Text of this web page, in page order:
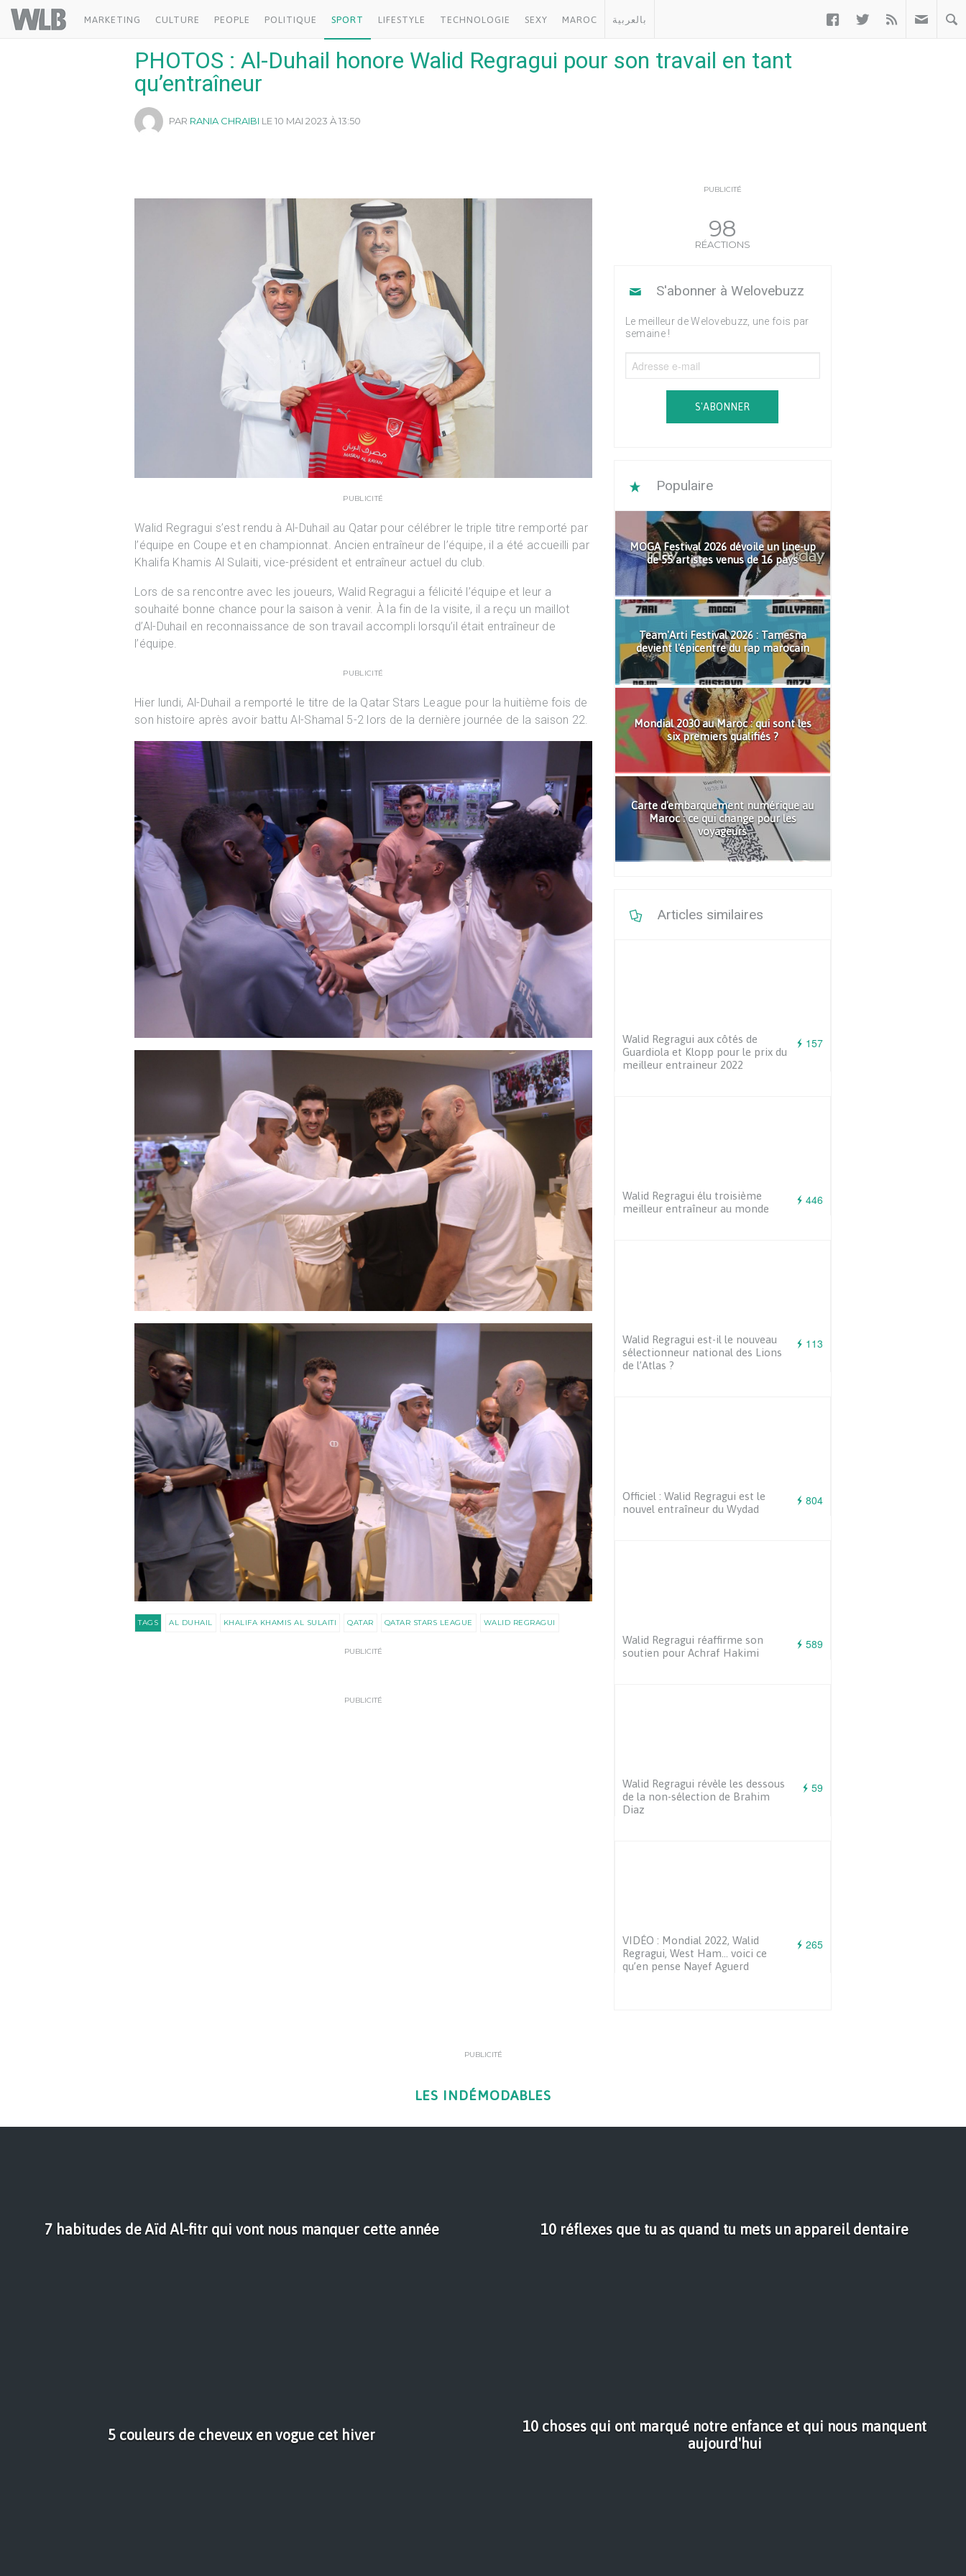
Welovebuzz
MARKETING CULTURE PEOPLE POLITIQUE SPORT LIFESTYLE TECHNOLOGIE SEXY MAROC بالعربية   
PHOTOS : Al-Duhail honore Walid Regragui pour son travail en tant
qu’entraîneur
PAR RANIA CHRAIBI LE 10 MAI 2023 À 13:50
PUBLICITÉ
Walid Regragui s’est rendu à Al-Duhail au Qatar pour célébrer le triple titre remporté par
l’équipe en Coupe et en championnat. Ancien entraîneur de l’équipe, il a été accueilli par
Khalifa Khamis Al Sulaiti, vice-président et entraîneur actuel du club.
Lors de sa rencontre avec les joueurs, Walid Regragui a félicité l’équipe et leur a
souhaité bonne chance pour la saison à venir. À la fin de la visite, il a reçu un maillot
d’Al-Duhail en reconnaissance de son travail accompli lorsqu’il était entraîneur de
l’équipe.
PUBLICITÉ
Hier lundi, Al-Duhail a remporté le titre de la Qatar Stars League pour la huitième fois de
son histoire après avoir battu Al-Shamal 5-2 lors de la dernière journée de la saison 22.
TAGS AL DUHAIL KHALIFA KHAMIS AL SULAITI QATAR QATAR STARS LEAGUE WALID REGRAGUI
PUBLICITÉ
PUBLICITÉ
PUBLICITÉ
98
RÉACTIONS
S'abonner à Welovebuzz
Le meilleur de Welovebuzz, une fois par
semaine !
S'ABONNER
Populaire
MOGA Festival 2026 dévoile un line-up
de 55 artistes venus de 16 pays
Team'Arti Festival 2026 : Tamesna
devient l'épicentre du rap marocain
Mondial 2030 au Maroc : qui sont les
six premiers qualifiés ?
Carte d'embarquement numérique au
Maroc : ce qui change pour les
voyageurs
Articles similaires
157
Walid Regragui aux côtés de
Guardiola et Klopp pour le prix du
meilleur entraineur 2022
446
Walid Regragui élu troisième
meilleur entraîneur au monde
113
Walid Regragui est-il le nouveau
sélectionneur national des Lions
de l’Atlas ?
804
Officiel : Walid Regragui est le
nouvel entraîneur du Wydad
589
Walid Regragui réaffirme son
soutien pour Achraf Hakimi
59
Walid Regragui révèle les dessous
de la non-sélection de Brahim
Diaz
265
VIDÉO : Mondial 2022, Walid
Regragui, West Ham… voici ce
qu’en pense Nayef Aguerd
PUBLICITÉ
LES INDÉMODABLES
7 habitudes de Aïd Al-fitr qui vont nous manquer cette année 10 réflexes que tu as quand tu mets un appareil dentaire
5 couleurs de cheveux en vogue cet hiver
10 choses qui ont marqué notre enfance et qui nous manquent
aujourd'hui